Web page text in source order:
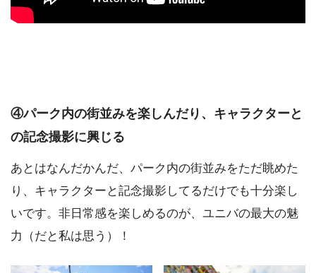
④パーク内の街並みを楽しんだり、キャラクターと
の記念撮影に興じる
あとはなんだかんだ、パーク内の街並みをただ眺めた
り、キャラクターと記念撮影してるだけでも十分楽し
いです。非日常感を楽しめるのが、ユニバの最大の魅
力（だと私は思う）！